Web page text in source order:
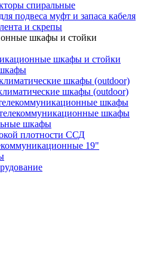
спиральные
подвеса муфт и запаса кабеля
и скрепы
шкафы и стойки
шкафы и стойки
шкафы (outdoor)
шкафы (outdoor)
шкафы
шкафы
шкафы
плотности ССД
19"